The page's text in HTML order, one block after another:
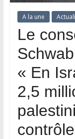
A la une
Le
« En
2,5